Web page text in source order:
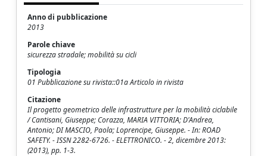
Anno di pubblicazione
2013
Parole chiave
sicurezza stradale; mobilità su cicli
Tipologia
01 Pubblicazione su rivista::01a Articolo in rivista
Citazione
Il progetto geometrico delle infrastrutture per la mobilità ciclabile
/ Cantisani, Giuseppe; Corazza, MARIA VITTORIA; D'Andrea,
Antonio; DI MASCIO, Paola; Loprencipe, Giuseppe. - In: ROAD
SAFETY. - ISSN 2282-6726. - ELETTRONICO. - 2, dicembre 2013:
(2013), pp. 1-3.